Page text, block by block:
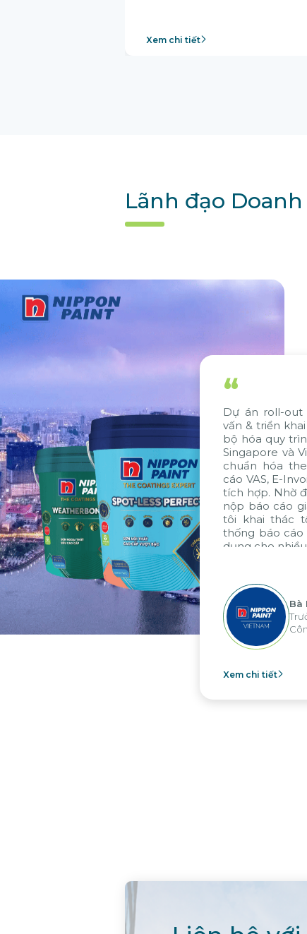
Xem chi tiết
Lãnh đạo
“
Dự án roll-out giải pháp SAP do
vấn & triển khai đã giúp Nippon
bộ hóa quy trình và dữ liệu giữa
Singapore và Việt Nam. Ngoài ra,
chuẩn hóa theo tiêu chuẩn VAS,
cáo VAS, E-Invoice và E-Banking
tích hợp. Nhờ đó, thời gian xử lý,
nộp báo cáo giảm đến 7 ngày,
tôi khai thác tối đa các thế
thống báo cáo phân tích của tập
dụng cho nhiều hoạt động tại các
Bà Nguyễn Thị Ánh Tuyết
Trưởng Phòng Kế Toán Tài
Công ty Nippon Paint Việt